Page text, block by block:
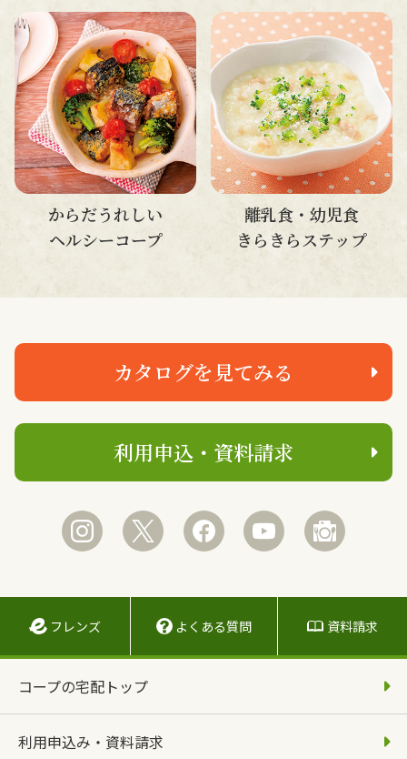
からだうれしい
ヘルシーコープ
離乳食・幼児食
きらきらステップ
カタログを見てみる
利用申込・資料請求
フレンズ よくある質問 資料請求
コープの宅配トップ
利用申込み・資料請求